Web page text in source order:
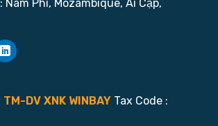
Nam Phi, Mozambique, Ai Cập,
TM-DV XNK WINBAY Tax Code :